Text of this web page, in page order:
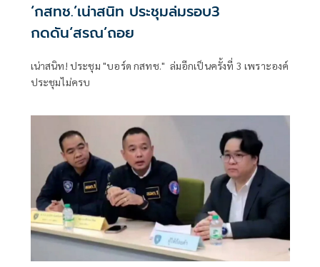
‘กสทช.’เน่าสนิท ประชุมล่มรอบ3
กดดัน‘สรณ’ถอย
เน่าสนิท! ประชุม "บอร์ด กสทช." ล่มอีกเป็นครั้งที่ 3 เพราะองค์
ประชุมไม่ครบ